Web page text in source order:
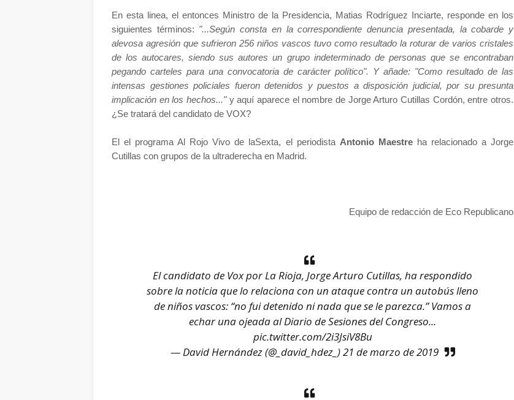
En esta linea, el entonces Ministro de la Presidencia, Matias Rodríguez Inciarte, responde en los
siguientes términos: "...Según consta en la correspondiente denuncia presentada, la cobarde y
alevosa agresión que sufrieron 256 niños vascos tuvo como resultado la roturar de varios cristales
de los autocares, siendo sus autores un grupo indeterminado de personas que se encontraban
pegando carteles para una convocatoria de carácter político". Y añade: "Como resultado de las
intensas gestiones policiales fueron detenidos y puestos a disposición judicial, por su presunta
implicación en los hechos..."y aquí aparece el nombre de Jorge Arturo Cutillas Cordón, entre otros.
¿Se tratará del candidato de VOX?
El el programa Al Rojo Vivo de laSexta, el periodista Antonio Maestreha relacionado a Jorge
Cutillas con grupos de la ultraderecha en Madrid.
Equipo de redacción de Eco Republicano
El candidato de Vox por La Rioja, Jorge Arturo Cutillas, ha respondido
sobre la noticia que lo relaciona con un ataque contra un autobús lleno
de niños vascos: “no fui detenido ni nada que se le parezca.” Vamos a
echar una ojeada al Diario de Sesiones del Congreso...
pic.twitter.com/2i3JsiV8Bu
— David Hernández (@_david_hdez_)21 de marzo de 2019